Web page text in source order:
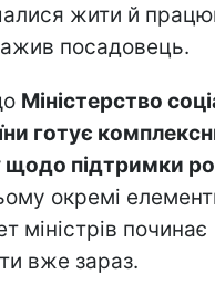
жити й
посадовець.
Міністерство
готує
щодо підтримки
окремі
міністрів починає
вже зараз.